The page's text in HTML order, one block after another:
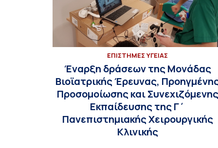
ΕΠΙΣΤΗΜΕΣ ΥΓΕΙΑΣ
Έναρξη δράσεων της Μονάδας
Βιοϊατρικής Έρευνας,
Προσομοίωσης και Συνεχιζόμενης
Εκπαίδευσης της Γ΄
Πανεπιστημιακής Χειρουργικής
Κλινικής